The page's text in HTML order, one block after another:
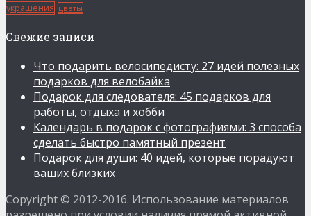
украшения цветы
Свежие записи
Что подарить велосипедисту: 27 идей полезных
подарков для велобайка
Подарок для следователя: 45 подарков для
работы, отдыха и хобби
Календарь в подарок с фотографиями: 3 способа
сделать быстро памятный презент
Подарок для души: 40 идей, которые порадуют
ваших близких
Copyright © 2012-2016. Использование материалов